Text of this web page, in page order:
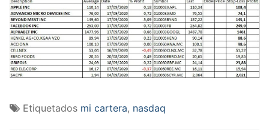
Etiquetados mi cartera, nasdaq